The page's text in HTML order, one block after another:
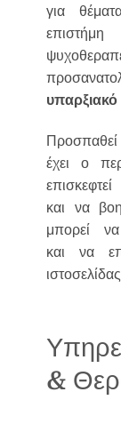
για
έχει ο
και να
μπορεί
και να
&